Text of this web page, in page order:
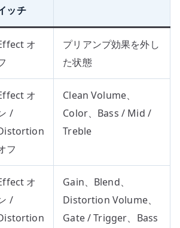
ッチ
オ
プリアンプ効果を外し
た状態
オ
/
フ
Clean Volume、
Color、Bass / Mid /
Treble
オ
/
Gain、Blend、
Distortion Volume、
Gate / Trigger、Bass